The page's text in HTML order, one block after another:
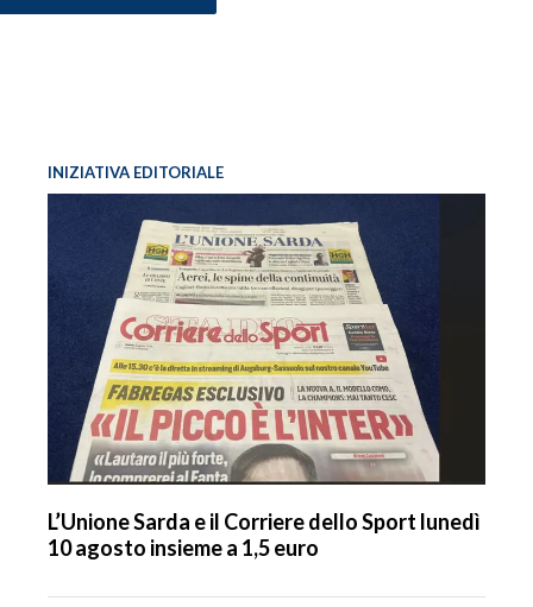
INIZIATIVA EDITORIALE
L’Unione Sarda e il Corriere dello Sport lunedì
10 agosto insieme a 1,5 euro